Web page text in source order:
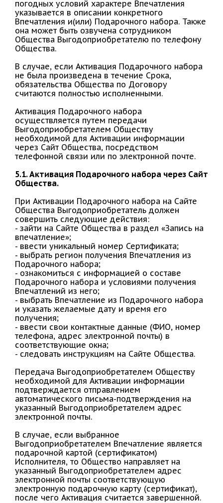
погодных условий характере Впечатления
указывается в описании конкретного
Впечатления и(или) Подарочного набора. Также
она может быть озвучена сотрудником
Общества Выгодоприобретателю по телефону
Общества.
В случае, если Активация Подарочного набора
не была произведена в течение Срока,
обязательства Общества по Договору
считаются полностью исполненными.
Активация Подарочного набора
осуществляется путем передачи
Выгодоприобретателем Обществу
необходимой для Активации информации
через Сайт Общества, посредством
телефонной связи или по электронной почте.
5.1. Активация Подарочного набора через Сайт
Общества.
При Активации Подарочного набора на Сайте
Общества Выгодоприобретатель должен
совершить следующие действия:
- зайти на Сайте Общества в раздел «Запись на
впечатление»;
- ввести уникальный номер Сертификата;
- выбрать регион получения Впечатления из
Подарочного набора;
- ознакомиться с информацией о составе
Подарочного набора и условиями получения
Впечатлений из него;
- выбрать Впечатление из Подарочного набора
и указать желаемые дату и время его
получения;
- ввести свои контактные данные (ФИО, номер
телефона, адрес электронной почты) в
соответствующие окна;
- следовать инструкциям на Сайте Общества.
Передача Выгодоприобретателем Обществу
необходимой для Активации информации
подтверждается отправлением
автоматического письма-подтверждения на
указанный Выгодоприобретателем адрес
электронной почты.
В случае, если выбранное
Выгодоприобретателем Впечатление является
подарочной картой (сертификатом)
Исполнителя, то Общество направляет на
указанный Выгодоприобретателем адрес
электронной почты соответствующую
электронную подарочную карту (сертификат),
после чего Активация считается завершенной.